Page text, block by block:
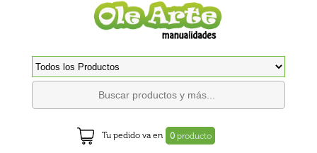
Tu pedido va en 0 producto